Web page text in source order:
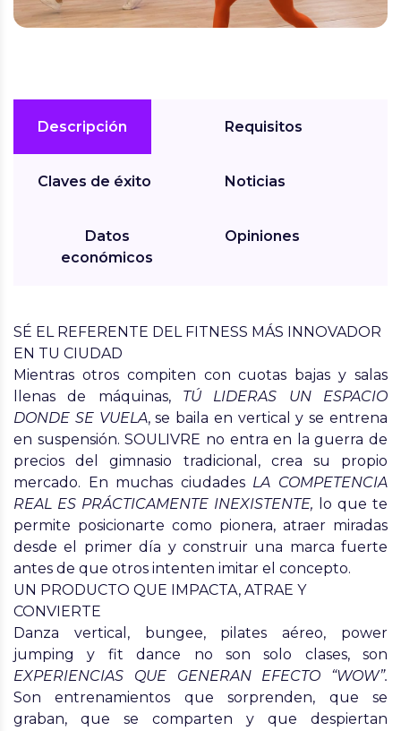
Descripción
Claves de éxito
Datos
económicos
Requisitos
Noticias
Opiniones
SÉ EL REFERENTE DEL FITNESS MÁS INNOVADOR
EN TU CIUDAD
Mientras otros compiten con cuotas bajas y salas
llenas de máquinas, TÚ LIDERAS UN ESPACIO
DONDE SE VUELA,se baila en vertical y se entrena
en suspensión. SOULIVRE no entra en la guerra de
precios del gimnasio tradicional, crea su propio
mercado. En muchas ciudades LA COMPETENCIA
REAL ES PRÁCTICAMENTE INEXISTENTE, lo que te
permite posicionarte como pionera, atraer miradas
desde el primer día y construir una marca fuerte
antes de que otros intenten imitar el concepto.
UN PRODUCTO QUE IMPACTA, ATRAE Y
CONVIERTE
Danza vertical, bungee, pilates aéreo, power
jumping y fit dance no son solo clases, son
EXPERIENCIAS QUE GENERAN EFECTO “WOW”.
Son entrenamientos que sorprenden, que se
graban, que se comparten y que despiertan